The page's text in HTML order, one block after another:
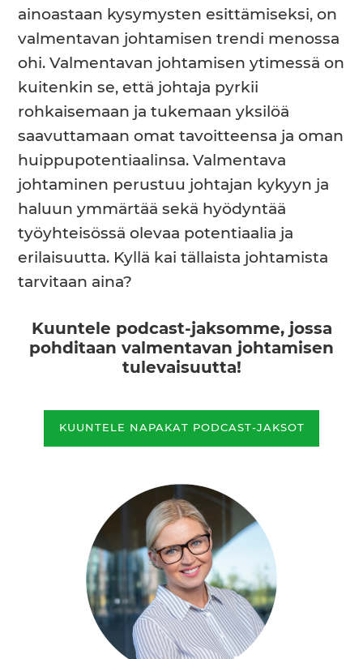
ainoastaan kysymysten esittämiseksi, on
valmentavan johtamisen trendi menossa
ohi. Valmentavan johtamisen ytimessä on
kuitenkin se, että johtaja pyrkii
rohkaisemaan ja tukemaan yksilöä
saavuttamaan omat tavoitteensa ja oman
huippupotentiaalinsa. Valmentava
johtaminen perustuu johtajan kykyyn ja
haluun ymmärtää sekä hyödyntää
työyhteisössä olevaa potentiaalia ja
erilaisuutta. Kyllä kai tällaista johtamista
tarvitaan aina?
Kuuntele podcast-jaksomme, jossa
pohditaan valmentavan johtamisen
tulevaisuutta!
KUUNTELE NAPAKAT PODCAST-JAKSOT